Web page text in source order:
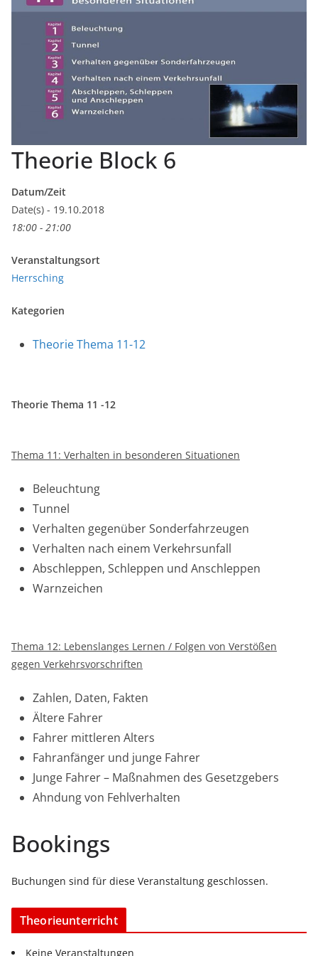
Theorie Block 6
Datum/Zeit
Date(s) - 19.10.2018
18:00 - 21:00
Veranstaltungsort
Herrsching
Kategorien
Theorie Thema 11-12
Theorie Thema 11 -12
Thema 11: Verhalten in besonderen Situationen
Beleuchtung
Tunnel
Verhalten gegenüber Sonderfahrzeugen
Verhalten nach einem Verkehrsunfall
Abschleppen, Schleppen und Anschleppen
Warnzeichen
Thema 12: Lebenslanges Lernen / Folgen von Verstößen
gegen Verkehrsvorschriften
Zahlen, Daten, Fakten
Ältere Fahrer
Fahrer mittleren Alters
Fahranfänger und junge Fahrer
Junge Fahrer – Maßnahmen des Gesetzgebers
Ahndung von Fehlverhalten
Bookings
Buchungen sind für diese Veranstaltung geschlossen.
Theorieunterricht
Keine Veranstaltungen